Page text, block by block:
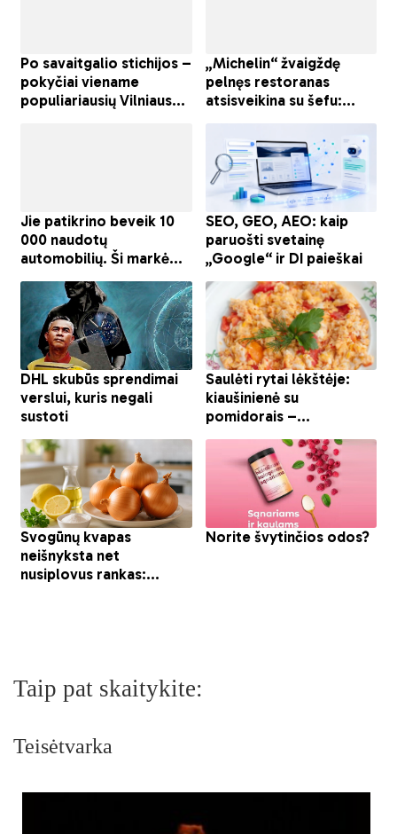
Taip pat skaitykite:
Teisėtvarka